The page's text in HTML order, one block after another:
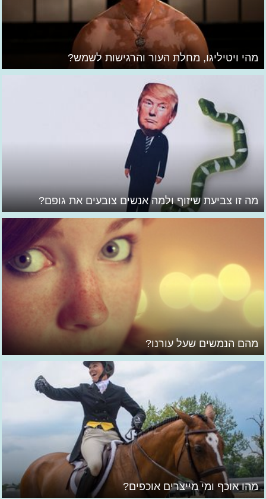
מהי ויטיליגו, מחלת העור והרגישות לשמש?
מה זו צביעת שיזוף ולמה אנשים צובעים את גופם?
מהם הנמשים שעל עורנו?
מהו אוכף ומי מייצרים אוכפים?